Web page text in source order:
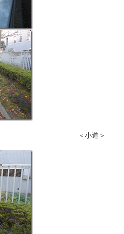
＞ ＜小道＞